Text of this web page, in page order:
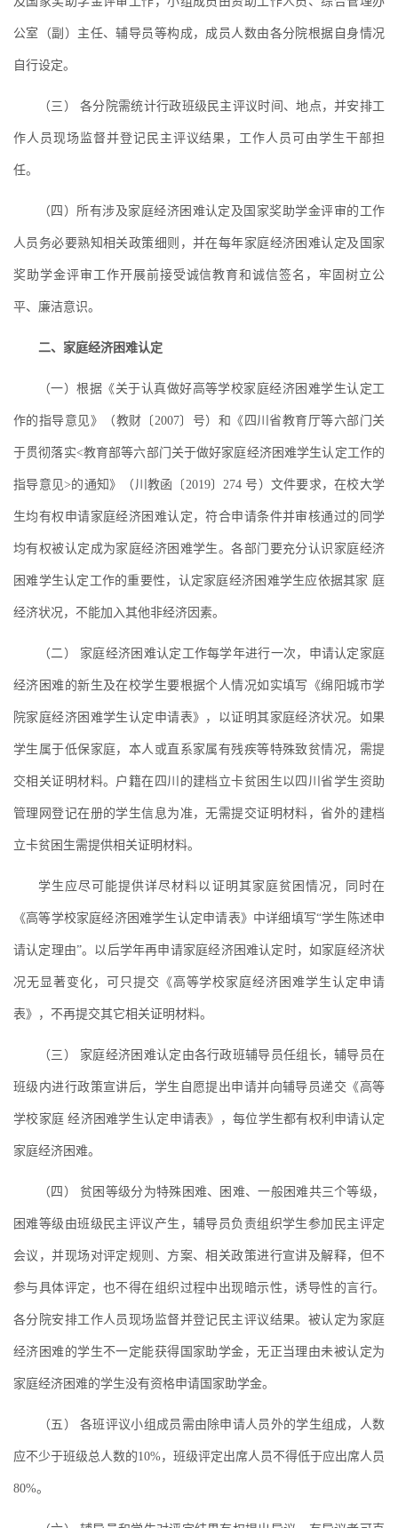
公室（副）主任、辅导员等构成，成员人数由各分院根据自身情况
自行设定。
（三） 各分院需统计行政班级民主评议时间、地点，并安排工
作人员现场监督并登记民主评议结果，工作人员可由学生干部担
任。
（四）所有涉及家庭经济困难认定及国家奖助学金评审的工作
人员务必要熟知相关政策细则，并在每年家庭经济困难认定及国家
奖助学金评审工作开展前接受诚信教育和诚信签名，牢固树立公
平、廉洁意识。
二、家庭经济困难认定
（一）根据《关于认真做好高等学校家庭经济困难学生认定工
作的指导意见》（教财〔2007〕号）和《四川省教育厅等六部门关
于贯彻落实<教育部等六部门关于做好家庭经济困难学生认定工作的
指导意见>的通知》（川教函〔2019〕274 号）文件要求，在校大学
生均有权申请家庭经济困难认定，符合申请条件并审核通过的同学
均有权被认定成为家庭经济困难学生。各部门要充分认识家庭经济
困难学生认定工作的重要性，认定家庭经济困难学生应依据其家 庭
经济状况，不能加入其他非经济因素。
（二） 家庭经济困难认定工作每学年进行一次，申请认定家庭
经济困难的新生及在校学生要根据个人情况如实填写《绵阳城市学
院家庭经济困难学生认定申请表》，以证明其家庭经济状况。如果
学生属于低保家庭，本人或直系家属有残疾等特殊致贫情况，需提
交相关证明材料。户籍在四川的建档立卡贫困生以四川省学生资助
管理网登记在册的学生信息为准，无需提交证明材料，省外的建档
立卡贫困生需提供相关证明材料。
学生应尽可能提供详尽材料以证明其家庭贫困情况，同时在
《高等学校家庭经济困难学生认定申请表》中详细填写“学生陈述申
请认定理由”。以后学年再申请家庭经济困难认定时，如家庭经济状
况无显著变化，可只提交《高等学校家庭经济困难学生认定申请
表》，不再提交其它相关证明材料。
（三） 家庭经济困难认定由各行政班辅导员任组长，辅导员在
班级内进行政策宣讲后，学生自愿提出申请并向辅导员递交《高等
学校家庭 经济困难学生认定申请表》，每位学生都有权利申请认定
家庭经济困难。
（四） 贫困等级分为特殊困难、困难、一般困难共三个等级，
困难等级由班级民主评议产生，辅导员负责组织学生参加民主评定
会议，并现场对评定规则、方案、相关政策进行宣讲及解释，但不
参与具体评定，也不得在组织过程中出现暗示性，诱导性的言行。
各分院安排工作人员现场监督并登记民主评议结果。被认定为家庭
经济困难的学生不一定能获得国家助学金，无正当理由未被认定为
家庭经济困难的学生没有资格申请国家助学金。
（五） 各班评议小组成员需由除申请人员外的学生组成，人数
应不少于班级总人数的10%，班级评定出席人员不得低于应出席人员
80%。